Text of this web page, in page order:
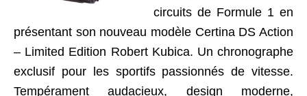
circuits de Formule 1 en
présentant son nouveau modèle Certina DS Action
– Limited Edition Robert Kubica. Un chronographe
exclusif pour les sportifs passionnés de vitesse.
Tempérament audacieux, design moderne,